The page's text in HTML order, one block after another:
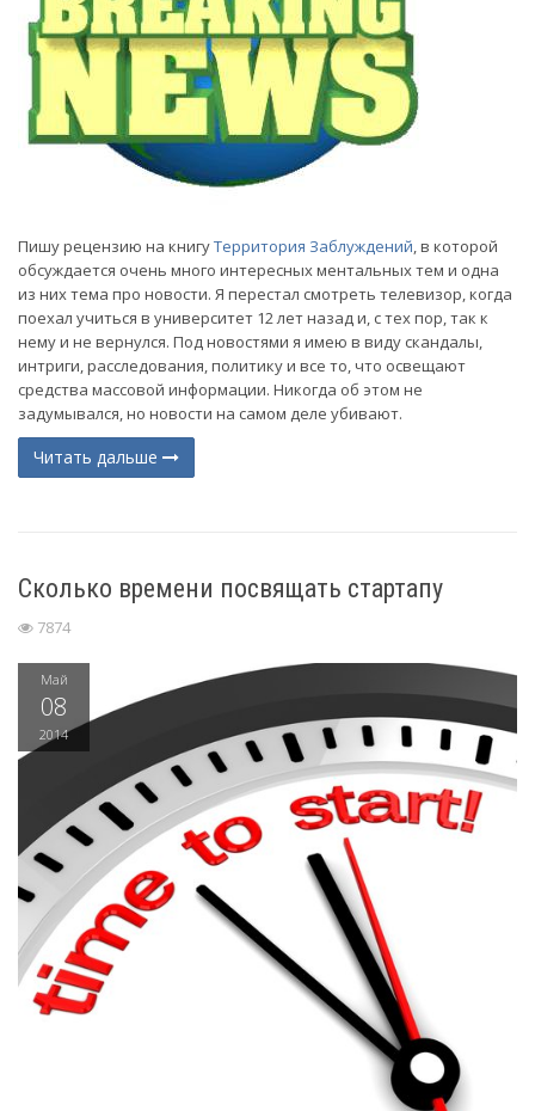
Пишу рецензию на книгуТерритория Заблуждений, в которой
обсуждается очень много интересных ментальных тем и одна
из них тема про новости. Я перестал смотреть телевизор, когда
поехал учиться в университет 12 лет назад и, с тех пор, так к
нему и не вернулся. Под новостями я имею в виду скандалы,
интриги, расследования, политику и все то, что освещают
средства массовой информации. Никогда об этом не
задумывался, но новости на самом деле убивают.
Читать дальше
Сколько времени посвящать стартапу
7874
Май
08
2014